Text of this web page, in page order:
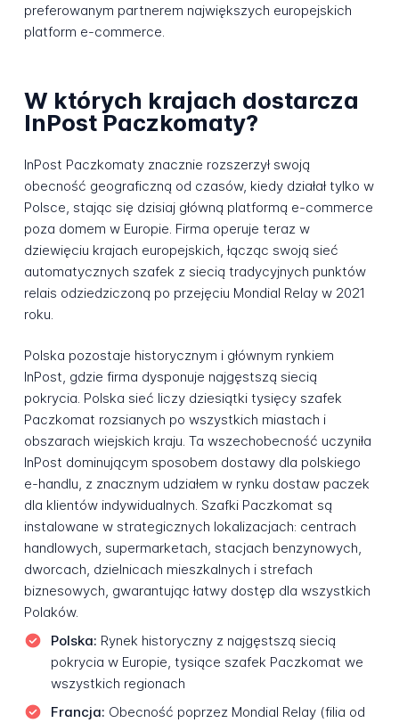
preferowanym partnerem największych europejskich
platform e-commerce.
W których krajach dostarcza
InPost Paczkomaty?
InPost Paczkomaty znacznie rozszerzył swoją
obecność geograficzną od czasów, kiedy działał tylko w
Polsce, stając się dzisiaj główną platformą e-commerce
poza domem w Europie. Firma operuje teraz w
dziewięciu krajach europejskich, łącząc swoją sieć
automatycznych szafek z siecią tradycyjnych punktów
relais odziedziczoną po przejęciu Mondial Relay w 2021
roku.
Polska pozostaje historycznym i głównym rynkiem
InPost, gdzie firma dysponuje najgęstszą siecią
pokrycia. Polska sieć liczy dziesiątki tysięcy szafek
Paczkomat rozsianych po wszystkich miastach i
obszarach wiejskich kraju. Ta wszechobecność uczyniła
InPost dominującym sposobem dostawy dla polskiego
e-handlu, z znacznym udziałem w rynku dostaw paczek
dla klientów indywidualnych. Szafki Paczkomat są
instalowane w strategicznych lokalizacjach: centrach
handlowych, supermarketach, stacjach benzynowych,
dworcach, dzielnicach mieszkalnych i strefach
biznesowych, gwarantując łatwy dostęp dla wszystkich
Polaków.
Polska: Rynek historyczny z najgęstszą siecią
pokrycia w Europie, tysiące szafek Paczkomat we
wszystkich regionach
Francja: Obecność poprzez Mondial Relay (filia od